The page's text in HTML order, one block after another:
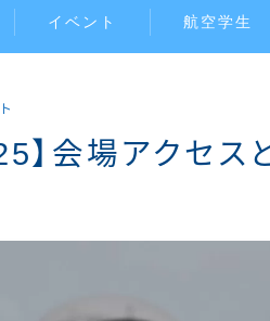
イベント 航空学生
】会場アクセス